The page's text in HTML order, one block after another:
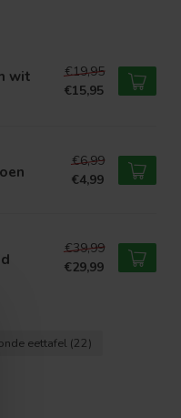
wit
€19,95
€15,95
€6,99
€4,99
€39,99
€29,99
eettafel (22)